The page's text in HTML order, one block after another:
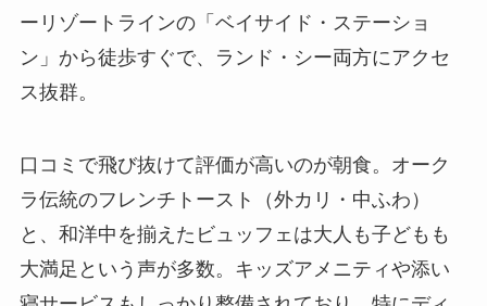
ーリゾートラインの「ベイサイド・ステーショ
ン」から徒歩すぐで、ランド・シー両方にアクセ
ス抜群。
口コミで飛び抜けて評価が高いのが朝食。オーク
ラ伝統のフレンチトースト（外カリ・中ふわ）
と、和洋中を揃えたビュッフェは大人も子どもも
大満足という声が多数。キッズアメニティや添い